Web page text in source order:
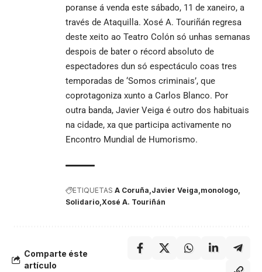
poranse á venda este sábado, 11 de xaneiro, a
través de Ataquilla. Xosé A. Touriñán regresa
deste xeito ao Teatro Colón só unhas semanas
despois de bater o récord absoluto de
espectadores dun só espectáculo coas tres
temporadas de ‘Somos criminais’, que
coprotagoniza xunto a Carlos Blanco. Por
outra banda, Javier Veiga é outro dos habituais
na cidade, xa que participa activamente no
Encontro Mundial de Humorismo.
ETIQUETAS A Coruña Javier Veiga monologo
Solidario Xosé A. Touriñán
Comparte éste
artículo